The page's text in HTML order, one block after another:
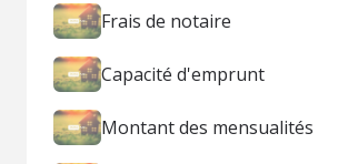
Frais de notaire
Capacité d'emprunt
Montant des mensualités